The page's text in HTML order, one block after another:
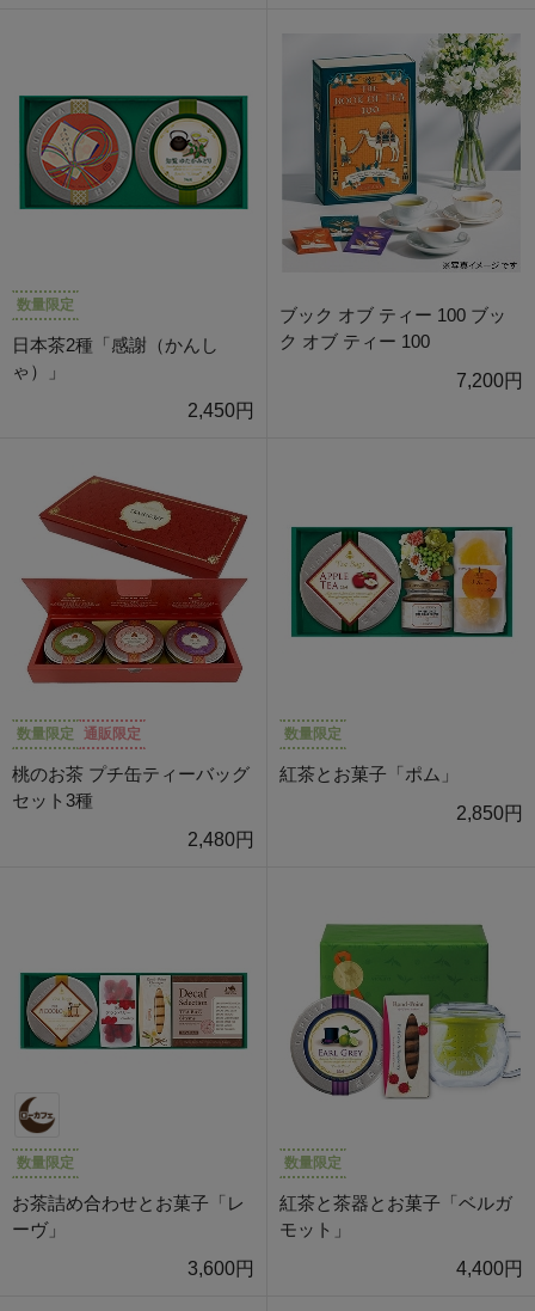
数量限定
日本茶2種「感謝（かんし
ゃ）」
2,450円
ブック オブ ティー 100 ブッ
ク オブ ティー 100
7,200円
数量限定 通販限定
桃のお茶 プチ缶ティーバッグ
セット3種
2,480円
数量限定
紅茶とお菓子「ポム」
2,850円
数量限定
お茶詰め合わせとお菓子「レ
ーヴ」
3,600円
数量限定
紅茶と茶器とお菓子「ベルガ
モット」
4,400円